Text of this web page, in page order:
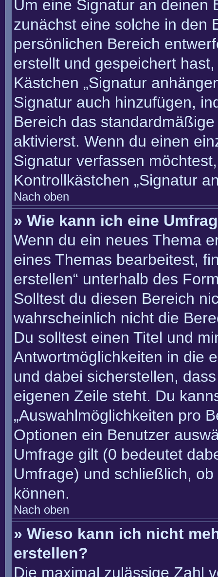
Um eine Signatur an deinen
zunächst eine solche in den
persönlichen Bereich
erstellt und gespeichert
Kästchen „Signatur
Signatur auch hinzufügen,
Bereich das
aktivierst. Wenn du einen
Signatur verfassen
Kontrollkästchen „Signatur
Nach oben
» Wie kann ich eine
Wenn du ein neues Thema
eines Themas bearbeitest,
erstellen“ unterhalb des
Solltest du diesen Bereich
wahrscheinlich nicht die
Du solltest einen Titel und
Antwortmöglichkeiten in die
und dabei sicherstellen,
eigenen Zeile steht. Du
„Auswahlmöglichkeiten pro
Optionen ein Benutzer
Umfrage gilt (0 bedeutet
Umfrage) und schließlich,
können.
Nach oben
» Wieso kann ich nicht
erstellen?
Die maximal zulässige Zahl